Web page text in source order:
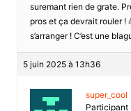
suremant rien de grate.
pros et ça devrait rouler !
s’arranger ! C’est une
5 juin 2025 à 13h36
super_cool
Participant